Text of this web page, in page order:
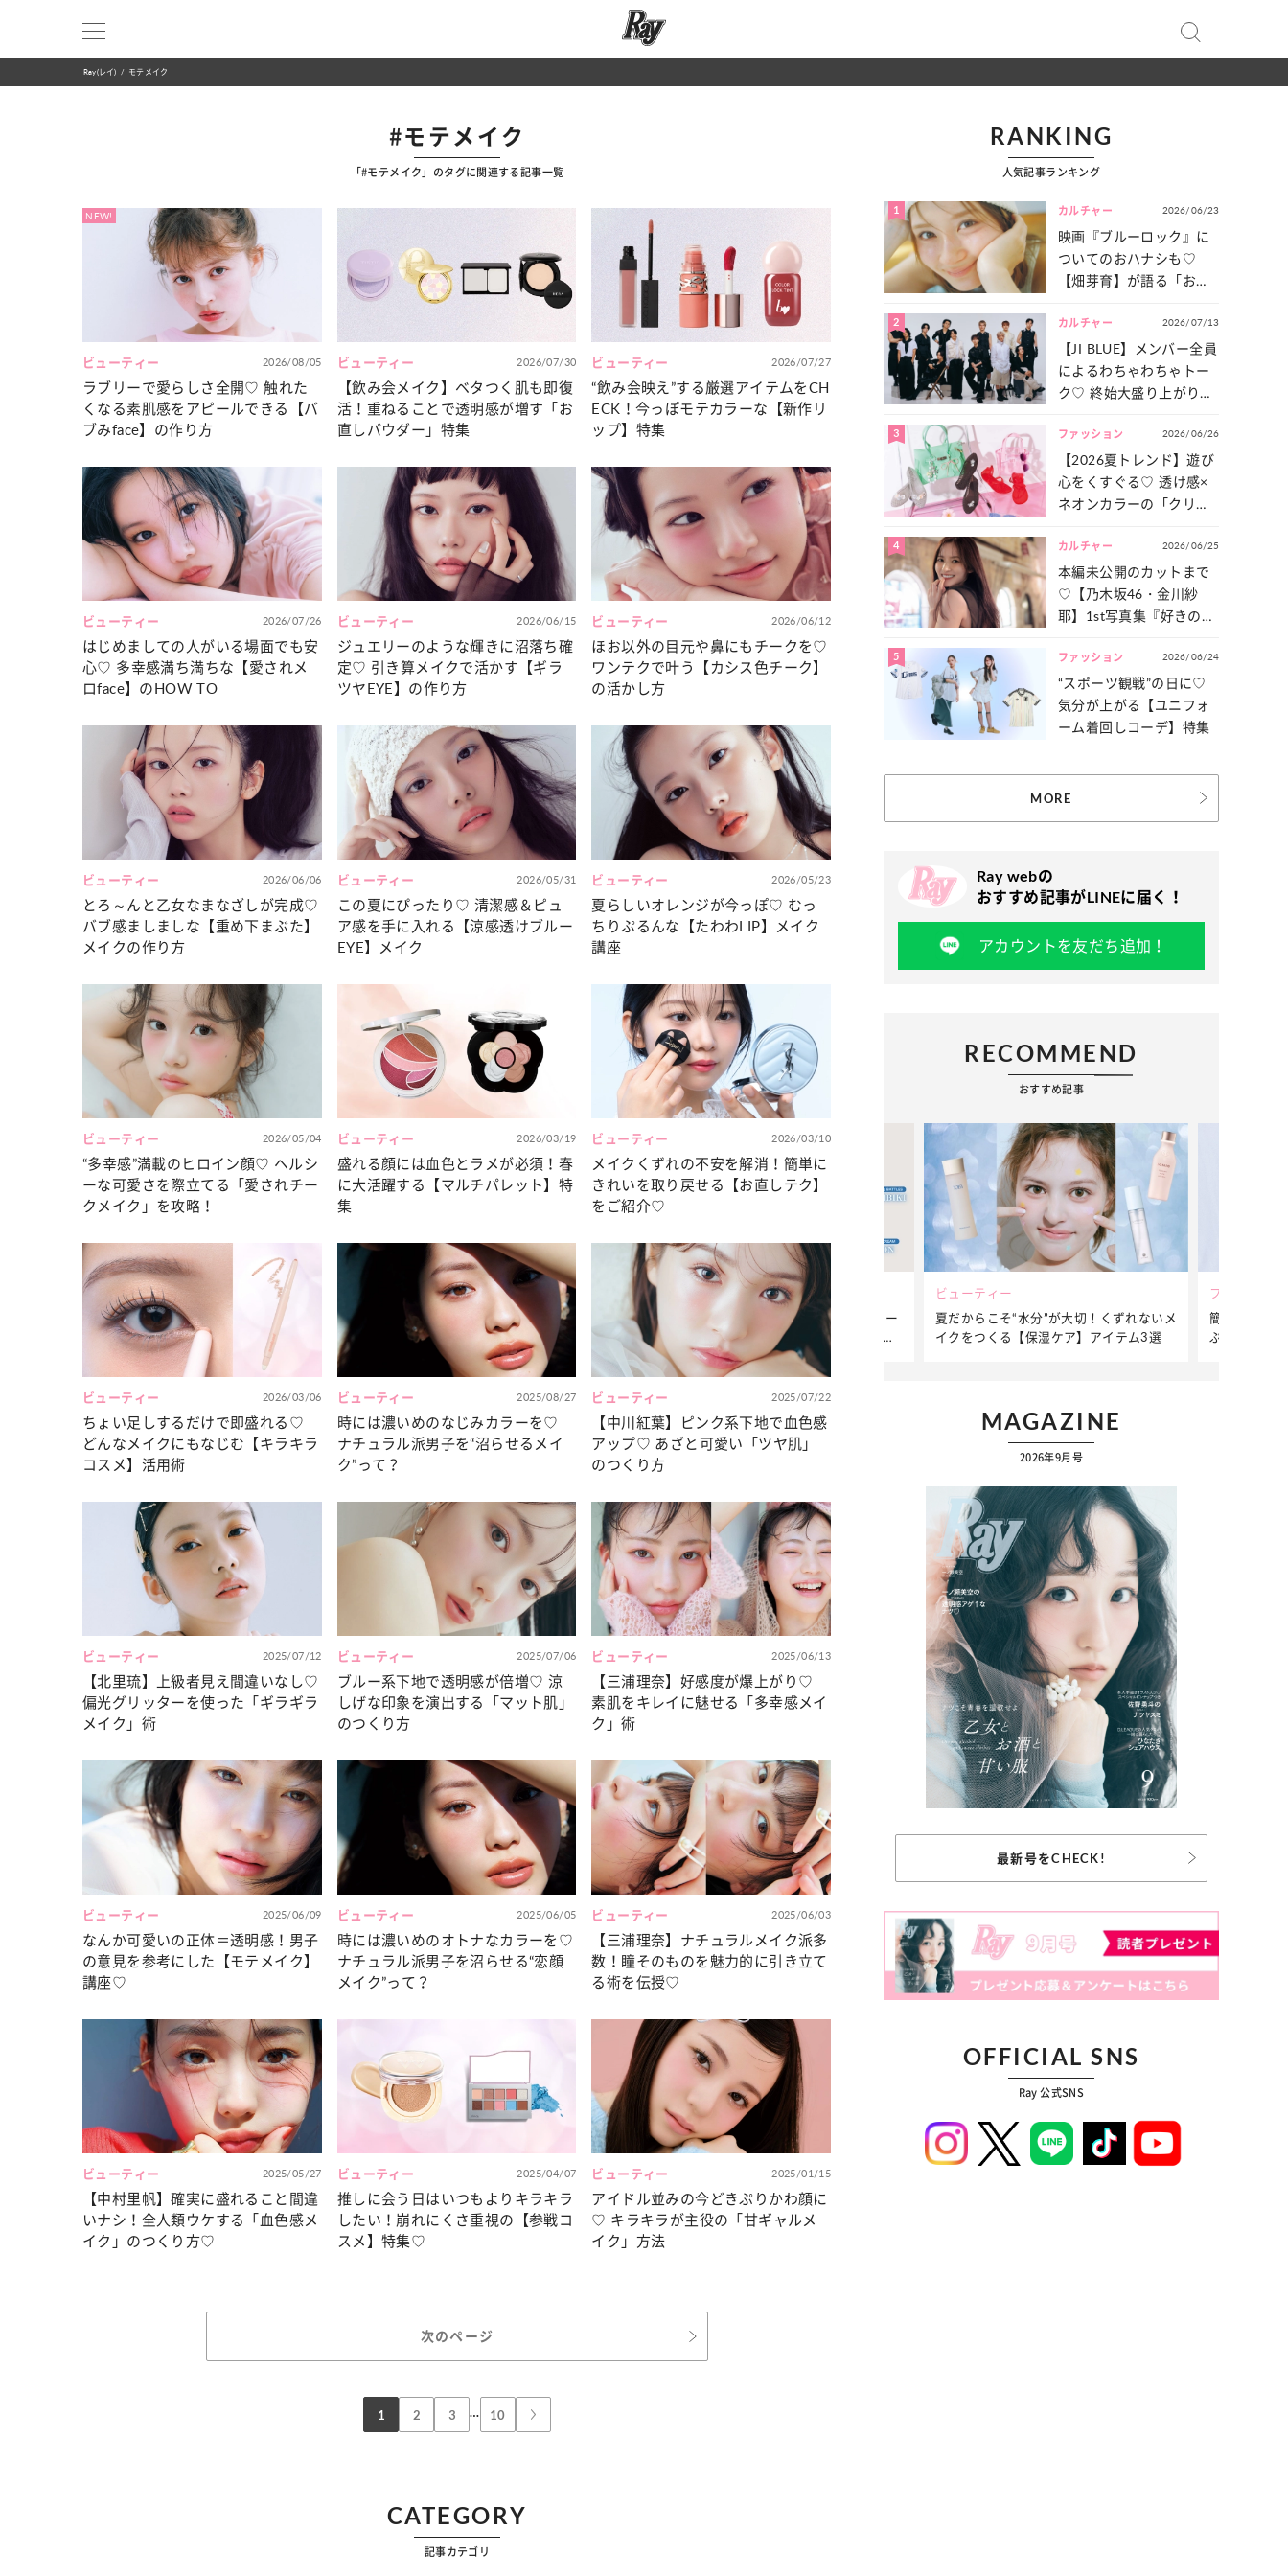
Ray(レイ) モテメイク
#モテメイク
「#モテメイク」のタグに関連する記事一覧
NEW!
ビューティー 2026/08/05
ラブリーで愛らしさ全開♡ 触れた
くなる素肌感をアピールできる【バ
ブみface】の作り方
ビューティー 2026/07/30
【飲み会メイク】ベタつく肌も即復
活！重ねることで透明感が増す「お
直しパウダー」特集
ビューティー 2026/07/27
“飲み会映え”する厳選アイテムをCH
ECK！今っぽモテカラーな【新作リ
ップ】特集
ビューティー 2026/07/26
はじめましての人がいる場面でも安
心♡ 多幸感満ち満ちな【愛されメ
ロface】のHOW TO
ビューティー 2026/06/15
ジュエリーのような輝きに沼落ち確
定♡ 引き算メイクで活かす【ギラ
ツヤEYE】の作り方
ビューティー 2026/06/12
ほお以外の目元や鼻にもチークを♡
ワンテクで叶う【カシス色チーク】
の活かし方
ビューティー 2026/06/06
とろ～んと乙女なまなざしが完成♡
バブ感ましましな【重め下まぶた】
メイクの作り方
ビューティー 2026/05/31
この夏にぴったり♡ 清潔感＆ピュ
ア感を手に入れる【涼感透けブルー
EYE】メイク
ビューティー 2026/05/23
夏らしいオレンジが今っぽ♡ むっ
ちりぷるんな【たわわLIP】メイク
講座
ビューティー 2026/05/04
“多幸感”満載のヒロイン顔♡ ヘルシ
ーな可愛さを際立てる「愛されチー
クメイク」を攻略！
ビューティー 2026/03/19
盛れる顔には血色とラメが必須！春
に大活躍する【マルチパレット】特
集
ビューティー 2026/03/10
メイクくずれの不安を解消！簡単に
きれいを取り戻せる【お直しテク】
をご紹介♡
ビューティー 2026/03/06
ちょい足しするだけで即盛れる♡
どんなメイクにもなじむ【キラキラ
コスメ】活用術
ビューティー 2025/08/27
時には濃いめのなじみカラーを♡
ナチュラル派男子を“沼らせるメイ
ク”って？
ビューティー 2025/07/22
【中川紅葉】ピンク系下地で血色感
アップ♡ あざと可愛い「ツヤ肌」
のつくり方
ビューティー 2025/07/12
【北里琉】上級者見え間違いなし♡
偏光グリッターを使った「ギラギラ
メイク」術
ビューティー 2025/07/06
ブルー系下地で透明感が倍増♡ 涼
しげな印象を演出する「マット肌」
のつくり方
ビューティー 2025/06/13
【三浦理奈】好感度が爆上がり♡
素肌をキレイに魅せる「多幸感メイ
ク」術
ビューティー 2025/06/09
なんか可愛いの正体＝透明感！男子
の意見を参考にした【モテメイク】
講座♡
ビューティー 2025/06/05
時には濃いめのオトナなカラーを♡
ナチュラル派男子を沼らせる“恋顔
メイク”って？
ビューティー 2025/06/03
【三浦理奈】ナチュラルメイク派多
数！瞳そのものを魅力的に引き立て
る術を伝授♡
ビューティー 2025/05/27
【中村里帆】確実に盛れること間違
いナシ！全人類ウケする「血色感メ
イク」のつくり方♡
ビューティー 2025/04/07
推しに会う日はいつもよりキラキラ
したい！崩れにくさ重視の【参戦コ
スメ】特集♡
ビューティー 2025/01/15
アイドル並みの今どきぷりかわ顔に
♡ キラキラが主役の「甘ギャルメ
イク」方法
次のページ
1 2 3 … 10
RANKING
人気記事ランキング
1 カルチャー 2026/06/23
映画『ブルーロック』に
ついてのおハナシも♡
【畑芽育】が語る「お仕
は？
2 カルチャー 2026/07/13
【JI BLUE】メンバー全員
によるわちゃわちゃトー
ク♡ 終始大盛り上がりだ
一気見せ！
3 ファッション 2026/06/26
【2026夏トレンド】遊び
心をくすぐる♡ 透け感×
ネオンカラーの「クリア
4 カルチャー 2026/06/25
本編未公開のカットまで
♡【乃木坂46・金川紗
耶】1st写真集『好きのグ
たっぷりとお届け！
5 ファッション 2026/06/24
“スポーツ観戦”の日に♡
気分が上がる【ユニフォ
ーム着回しコーデ】特集
MORE
Ray webの
おすすめ記事がLINEに届く！
アカウントを友だち追加！
RECOMMEND
おすすめ記事
カルチャー
“憧れワンピ”を着るきっかけに♡ おしゃ
れ女子が夢中な「ヌン活」の楽しみ方
【12星座別】今月の恋愛運♡ 7月23日～
8月20日の運勢は？
カルチャー
【Dリーグ】Ray世代注目のプロダンサー
集団♡ 各チームを彩る「イケメンダンサ
ー」特集
ビューティー
夏だからこそ“水分”が大切！くずれないメ
イクをつくる【保湿ケア】アイテム3選
ファッション
簡単アレン
ぷりの【そ
MAGAZINE
2026年9月号
最新号をCHECK!
OFFICIAL SNS
Ray 公式SNS
CATEGORY
記事カテゴリ